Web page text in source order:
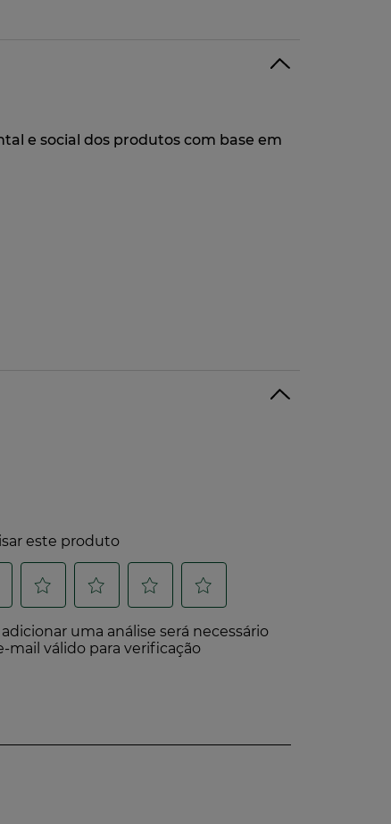
e social dos produtos com base em
Social*
mais de 65 anos.
para 2030.
dos produtos cosméticos,